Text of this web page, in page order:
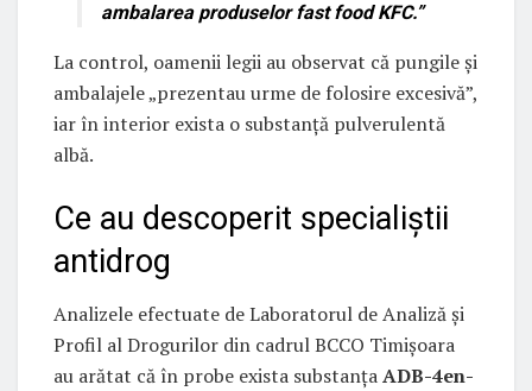
ambalarea produselor fast food KFC.”
La control, oamenii legii au observat că pungile și
ambalajele „prezentau urme de folosire excesivă”,
iar în interior exista o substanță pulverulentă
albă.
Ce au descoperit specialiștii
antidrog
Analizele efectuate de Laboratorul de Analiză și
Profil al Drogurilor din cadrul BCCO Timișoara
au arătat că în probe exista substanțaADB-4en-